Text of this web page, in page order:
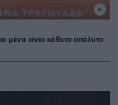
μένα είναι κάθετο απόλυτο